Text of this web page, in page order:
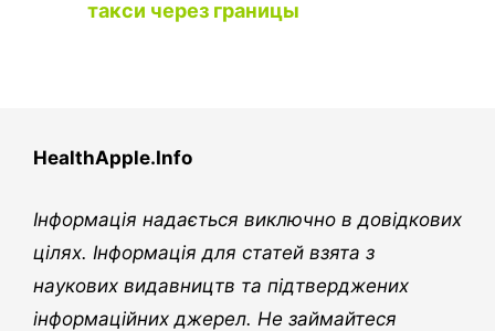
такси через границы
HealthApple.Info
Інформація надається виключно в довідкових
цілях. Інформація для статей взята з
наукових видавництв та підтверджених
інформаційних джерел. Не займайтеся